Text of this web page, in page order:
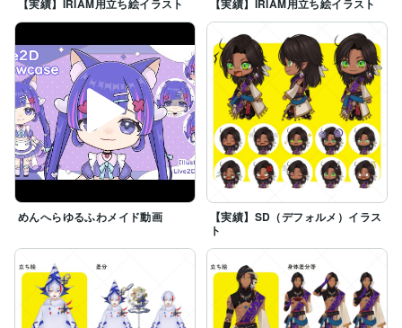
【実績】IRIAM用立ち絵イラスト 【実績】IRIAM用立ち絵イラスト
めんへらゆるふわメイド動画
【実績】SD（デフォルメ）イラス
ト